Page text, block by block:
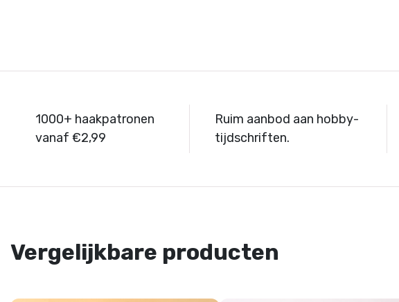
1000+ haakpatronen
vanaf €2,99
Ruim aanbod aan hobby-
tijdschriften.
Vergelijkbare producten